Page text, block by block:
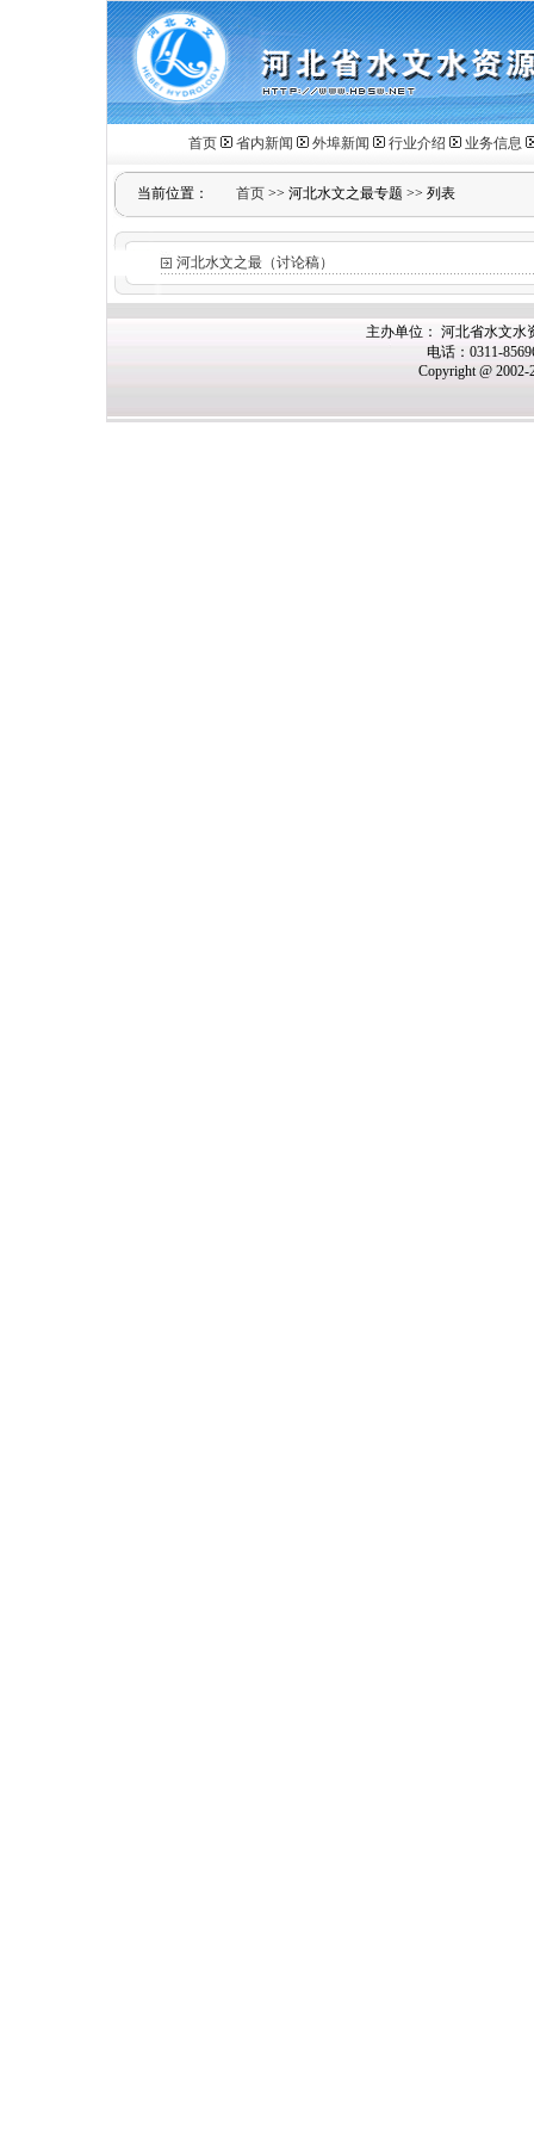
首页 省内新闻 外埠新闻 行业介绍 业务信息
当前位置： 首页 >> 河北水文之最专题 >> 列表
河北水文之最（讨论稿）
主办单位： 河北省水文水
电话：0311-
Copyright @ 2002-